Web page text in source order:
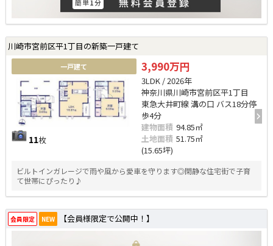
川崎市宮前区平1丁目の新築一戸建て
一戸建て
11枚
3,990万円
3LDK / 2026年
神奈川県川崎市宮前区平1丁目
東急大井町線 溝の口 バス18分停
歩4分
建物面積 94.85㎡
土地面積 51.75㎡
(15.65坪)
ビルトインガレージで雨や風から愛車を守ります◎閑静な住宅街で子育
て世帯にぴったり♪
会員限定 NEW 【会員様限定で公開中！】